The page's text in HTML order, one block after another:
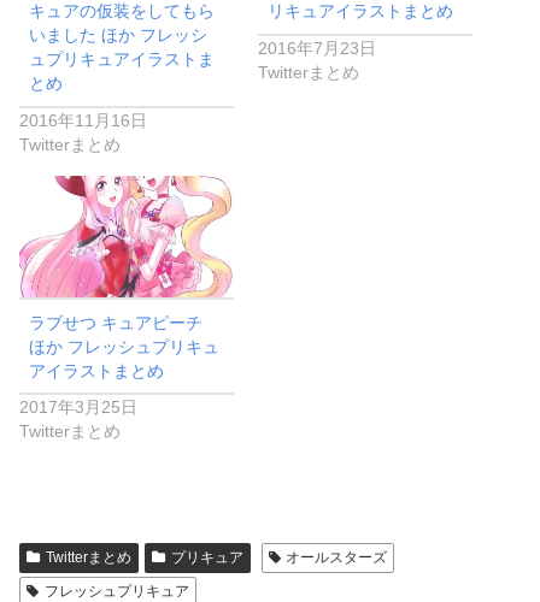
キュアの仮装をしてもら
いました ほか フレッシ
ュプリキュアイラストま
とめ
2016年11月16日
Twitterまとめ
リキュアイラストまとめ
2016年7月23日
Twitterまとめ
ラブせつ キュアピーチ
ほか フレッシュプリキュ
アイラストまとめ
2017年3月25日
Twitterまとめ
Twitterまとめ プリキュア
オールスターズ
フレッシュプリキュア